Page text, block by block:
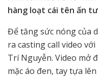
hàng loạt cái tên ấn
Để tăng sức nóng của
ra casting call video
Trí Nguyễn. Video mở
mặc áo đen, tay tựa